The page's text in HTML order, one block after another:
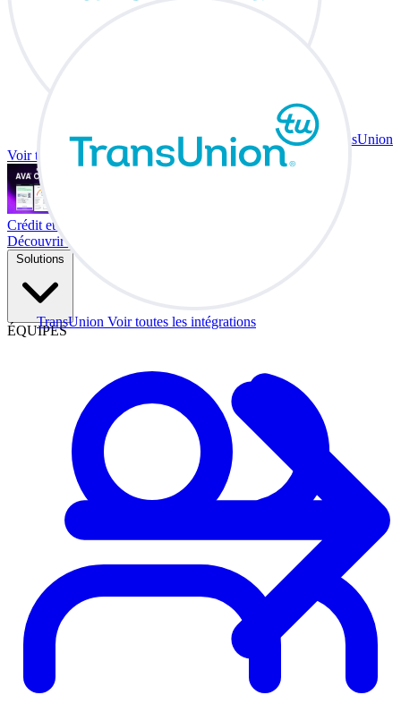
TransUnion Voir toutes les intégrations
TransUnion
Voir toutes les intégrations
Crédit et échange à votre bureau.
Découvrir Co-Driver
Solutions
ÉQUIPES